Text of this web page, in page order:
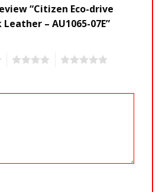
“Citizen Eco-drive
– AU1065-07E”